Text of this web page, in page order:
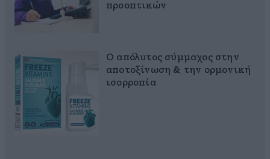
προοπτικών
Ο απόλυτος σύμμαχος στην
αποτοξίνωση & την ορμονική
ισορροπία